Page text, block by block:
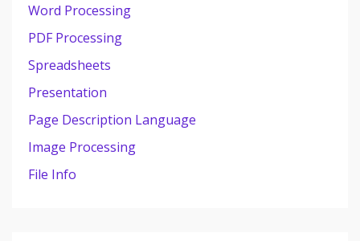
Word Processing
PDF Processing
Spreadsheets
Presentation
Page Description Language
Image Processing
File Info